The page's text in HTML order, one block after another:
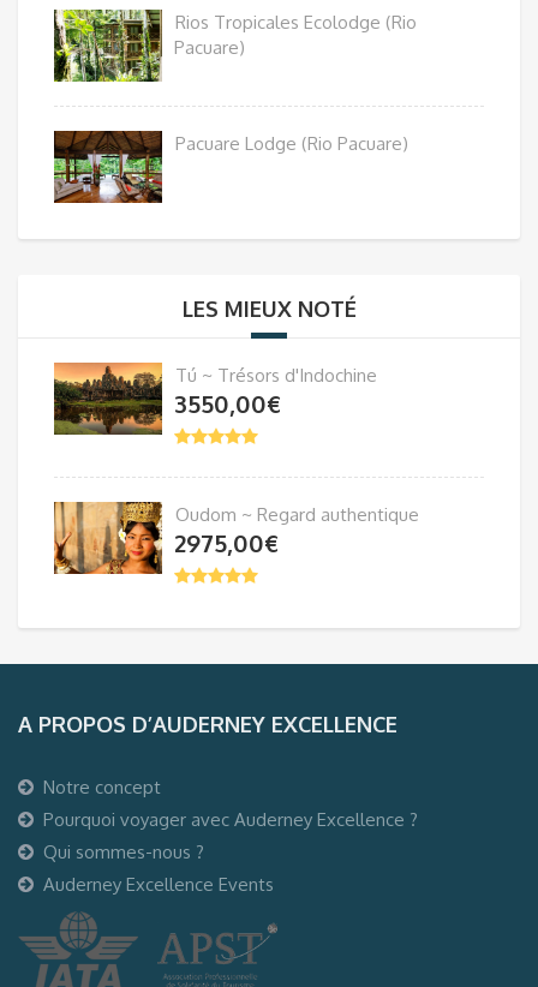
Rios Tropicales Ecolodge (Rio
Pacuare)
Pacuare Lodge (Rio Pacuare)
LES MIEUX NOTÉ
Tú ~ Trésors d'Indochine
3550,00€
Oudom ~ Regard authentique
2975,00€
A PROPOS D’AUDERNEY EXCELLENCE
Notre concept
Pourquoi voyager avec Auderney Excellence ?
Qui sommes-nous ?
Auderney Excellence Events